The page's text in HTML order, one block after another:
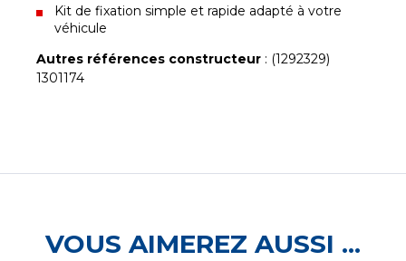
Kit de fixation simple et rapide adapté à votre
véhicule
Autres références constructeur : (1292329)
1301174
VOUS AIMEREZ AUSSI ...